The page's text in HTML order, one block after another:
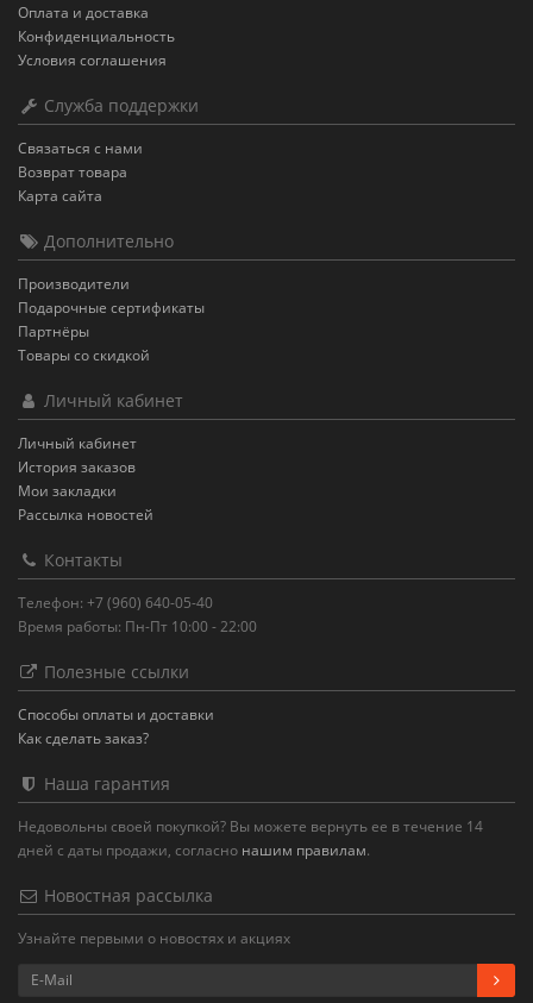
Оплата и доставка
Конфиденциальность
Условия соглашения
Служба поддержки
Связаться с нами
Возврат товара
Карта сайта
Дополнительно
Производители
Подарочные сертификаты
Партнёры
Товары со скидкой
Личный кабинет
Личный кабинет
История заказов
Мои закладки
Рассылка новостей
Контакты
Телефон: +7 (960) 640-05-40
Время работы: Пн-Пт 10:00 - 22:00
Полезные ссылки
Способы оплаты и доставки
Как сделать заказ?
Наша гарантия
Недовольны своей покупкой? Вы можете вернуть ее в течение 14
дней с даты продажи, согласно нашим правилам.
Новостная рассылка
Узнайте первыми о новостях и акциях